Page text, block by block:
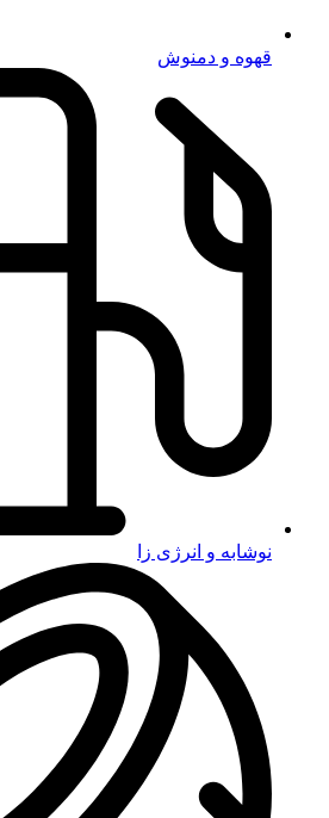
قهوه و دمنوش
نوشابه و انرژی زا